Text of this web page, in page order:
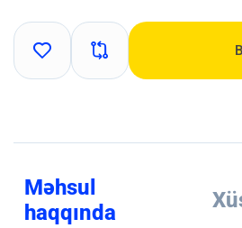
Məhsul
haqqında